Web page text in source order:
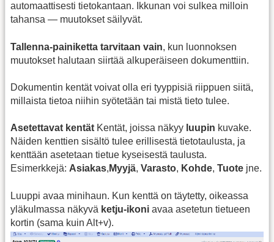
automaattisesti tietokantaan. Ikkunan voi sulkea milloin
tahansa — muutokset säilyvät.
Tallenna‑painiketta tarvitaan vain, kun luonnoksen
muutokset halutaan siirtää alkuperäiseen dokumenttiin.
Dokumentin kentät voivat olla eri tyyppisiä riippuen siitä,
millaista tietoa niihin syötetään tai mistä tieto tulee.
Asetettavat kentät Kentät, joissa näkyy luupin kuvake.
Näiden kenttien sisältö tulee erillisestä tietotaulusta, ja
kenttään asetetaan tietue kyseisestä taulusta.
Esimerkkejä: Asiakas, Myyjä, Varasto, Kohde, Tuote jne.
Luuppi avaa minihaun. Kun kenttä on täytetty, oikeassa
yläkulmassa näkyvä ketju‑ikoni avaa asetetun tietueen
kortin (sama kuin Alt+v).